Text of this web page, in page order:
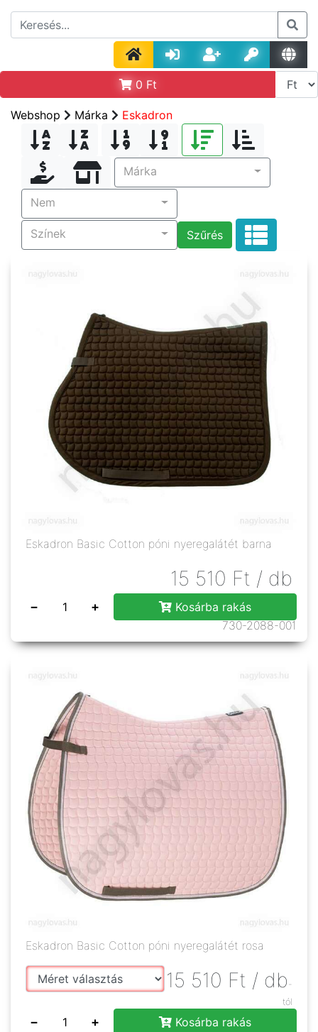
0 Ft
Webshop Márka Eskadron
Márka
Nem
Színek Szűrés
Eskadron Basic Cotton póni nyeregalátét barna
15 510 Ft / db
− +
Kosárba rakás
730-2088-001
Eskadron Basic Cotton póni nyeregalátét rosa
15 510 Ft / db -
tól
− +
Kosárba rakás